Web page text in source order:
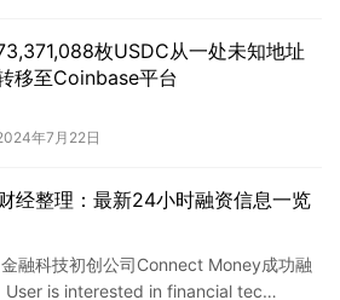
枚USDC从一处未知地址
移至Coinbase平台
年7月22日
经整理：最新24小时融资信息一览
融科技初创公司Connect Money成功融
User is interested in financial tec…